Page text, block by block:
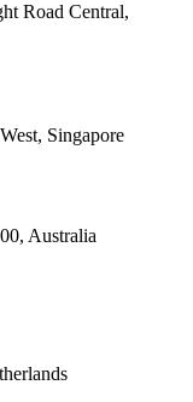
Road Central,
Singapore
Australia